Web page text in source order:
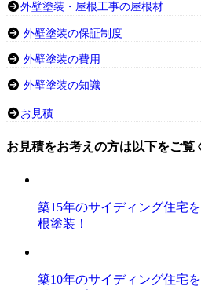
外壁塗装・屋根工事の屋根材
外壁塗装の保証制度
外壁塗装の費用
外壁塗装の知識
お見積
お見積をお考えの方は以下をご覧
築15年のサイディング住宅
根塗装！
築10年のサイディング住宅